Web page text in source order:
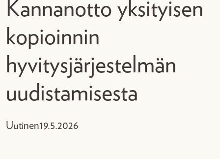
Kannanotto yksityisen
kopioinnin
hyvitysjärjestelmän
uudistamisesta
Uutinen19.5.2026